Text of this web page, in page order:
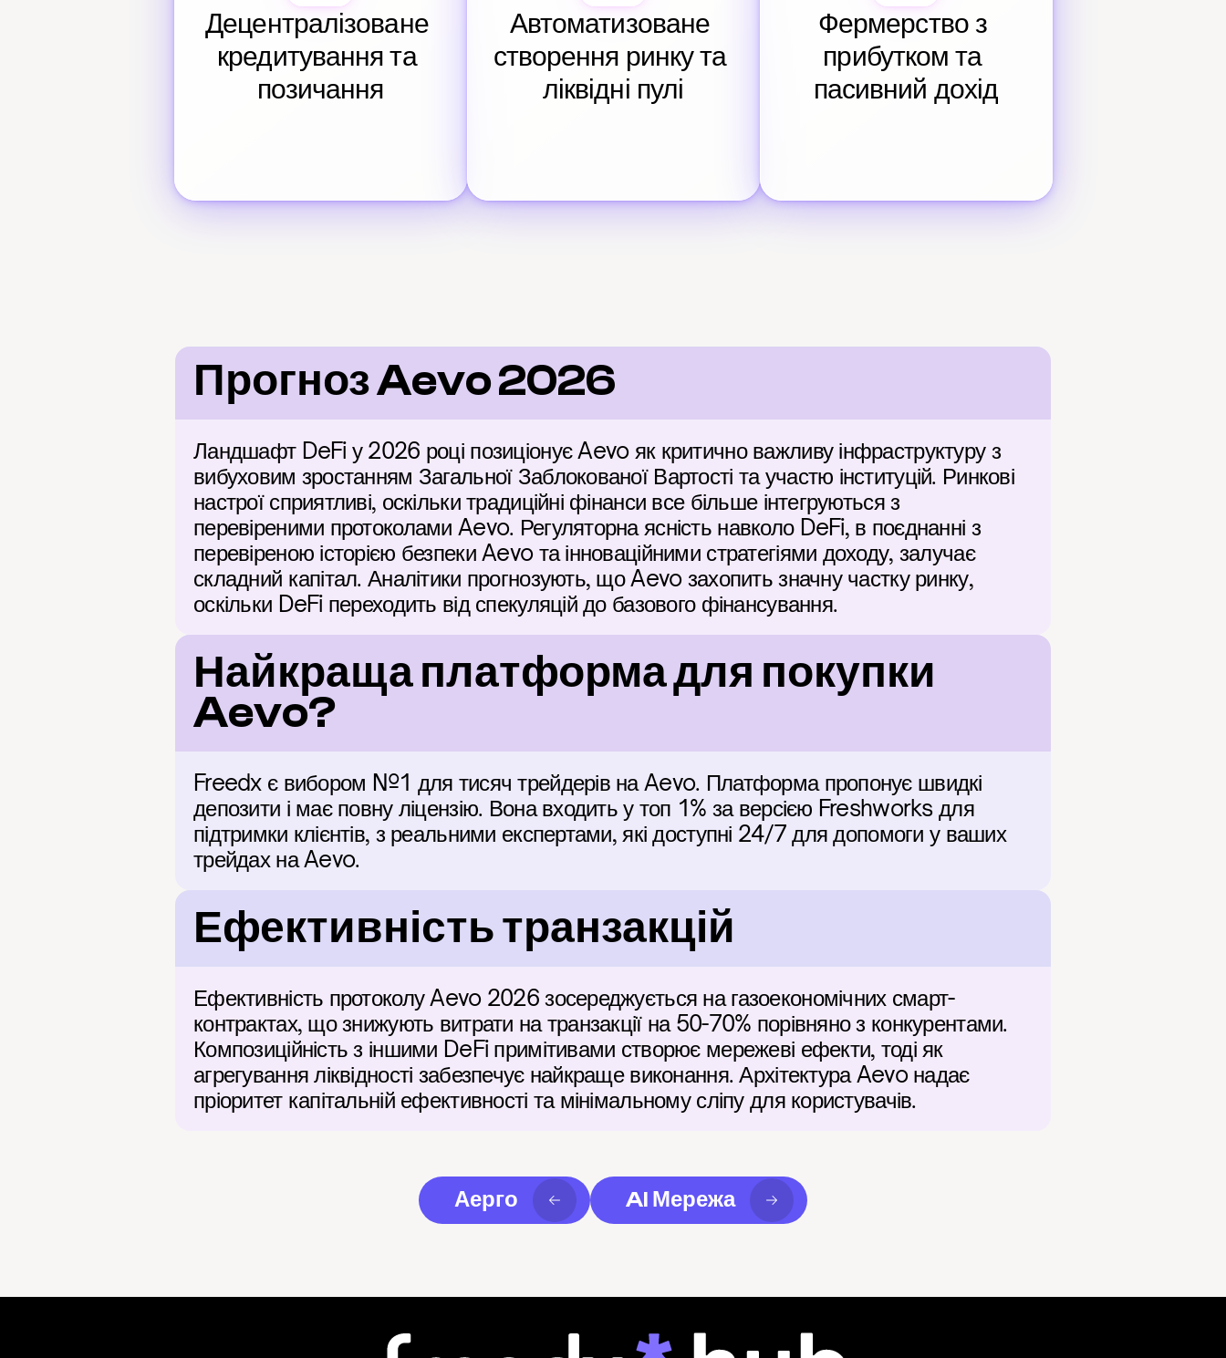
Децентралізоване
кредитування та
позичання
Автоматизоване
створення ринку та
ліквідні пулі
Фермерство з
прибутком та
пасивний дохід
Прогноз Aevo 2026
Ландшафт DeFi у 2026 році позиціонує Aevo як критично важливу інфраструктуру з
вибуховим зростанням Загальної Заблокованої Вартості та участю інституцій. Ринкові
настрої сприятливі, оскільки традиційні фінанси все більше інтегруються з
перевіреними протоколами Aevo. Регуляторна ясність навколо DeFi, в поєднанні з
перевіреною історією безпеки Aevo та інноваційними стратегіями доходу, залучає
складний капітал. Аналітики прогнозують, що Aevo захопить значну частку ринку,
оскільки DeFi переходить від спекуляцій до базового фінансування.
Найкраща платформа для покупки
Aevo?
Freedx є вибором №1 для тисяч трейдерів на Aevo. Платформа пропонує швидкі
депозити і має повну ліцензію. Вона входить у топ 1% за версією Freshworks для
підтримки клієнтів, з реальними експертами, які доступні 24/7 для допомоги у ваших
трейдах на Aevo.
Ефективність транзакцій
Ефективність протоколу Aevo 2026 зосереджується на газоекономічних смарт-
контрактах, що знижують витрати на транзакції на 50-70% порівняно з конкурентами.
Композиційність з іншими DeFi примітивами створює мережеві ефекти, тоді як
агрегування ліквідності забезпечує найкраще виконання. Архітектура Aevo надає
пріоритет капітальній ефективності та мінімальному сліпу для користувачів.
Аерго AI Мережа